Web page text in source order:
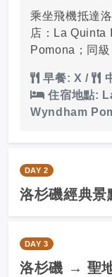
乘坐飛機抵達
店：La Quinta
Pomona；同級
早餐: X/
住宿地點:
Wyndham
DAY 2
洛杉磯經典景
DAY 3
洛杉磯 → 聖